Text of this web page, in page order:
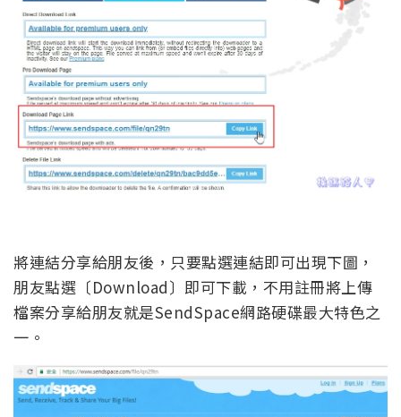
將連結分享給朋友後，只要點選連結即可出現下圖，
朋友點選〔Download〕即可下載，不用註冊將上傳
檔案分享給朋友就是SendSpace網路硬碟最大特色之
一。